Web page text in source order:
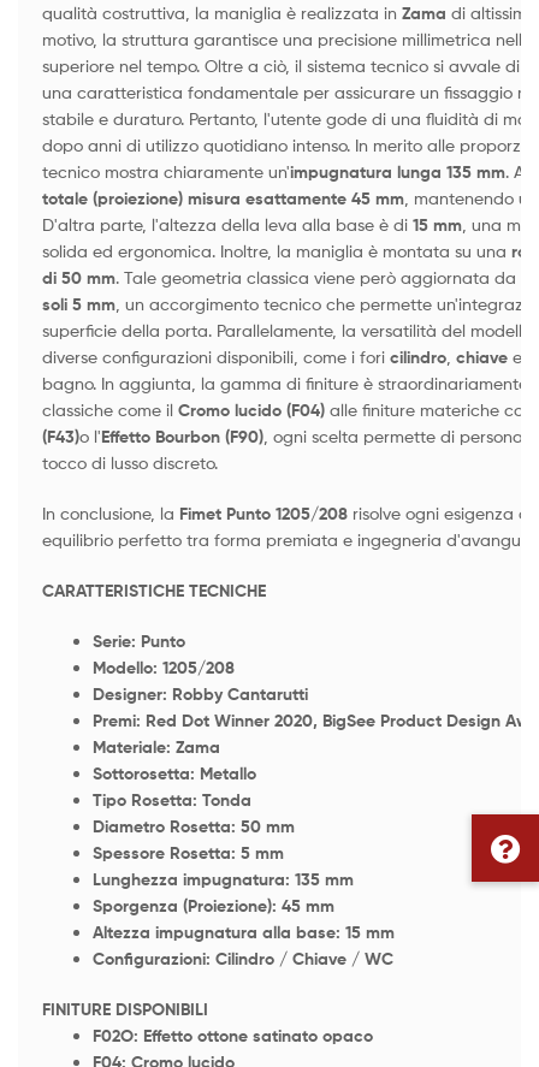
qualità costruttiva, la maniglia è realizzata in Zama di
motivo, la struttura garantisce una precisione millimetrica nelle
superiore nel tempo. Oltre a ciò, il sistema tecnico si avvale di
una caratteristica fondamentale per assicurare un fissaggio
stabile e duraturo. Pertanto, l'utente gode di una fluidità di
dopo anni di utilizzo quotidiano intenso. In merito alle
tecnico mostra chiaramente un'impugnatura lunga 135 mm.
totale (proiezione) misura esattamente 45 mm, mantenendo
D'altra parte, l'altezza della leva alla base è di 15 mm, una
solida ed ergonomica. Inoltre, la maniglia è montata su una
di 50 mm. Tale geometria classica viene però aggiornata da
soli 5 mm, un accorgimento tecnico che permette
superficie della porta. Parallelamente, la versatilità del
diverse configurazioni disponibili, come i fori cilindro, chiave e
bagno. In aggiunta, la gamma di finiture è straordinariamente
classiche come il Cromo lucido (F04)alle finiture materiche
(F43)o l'Effetto Bourbon (F90), ogni scelta permette di
tocco di lusso discreto.
In conclusione, la Fimet Punto 1205/208risolve ogni esigenza
equilibrio perfetto tra forma premiata e ingegneria
CARATTERISTICHE TECNICHE
Serie: Punto
Modello: 1205/208
Designer: Robby Cantarutti
Premi: Red Dot Winner 2020, BigSee Product Design
Materiale: Zama
Sottorosetta: Metallo
Tipo Rosetta: Tonda
Diametro Rosetta: 50 mm
Spessore Rosetta: 5 mm
Lunghezza impugnatura: 135 mm
Sporgenza (Proiezione): 45 mm
Altezza impugnatura alla base: 15 mm
Configurazioni: Cilindro / Chiave / WC
FINITURE DISPONIBILI
F02O: Effetto ottone satinato opaco
F04: Cromo lucido